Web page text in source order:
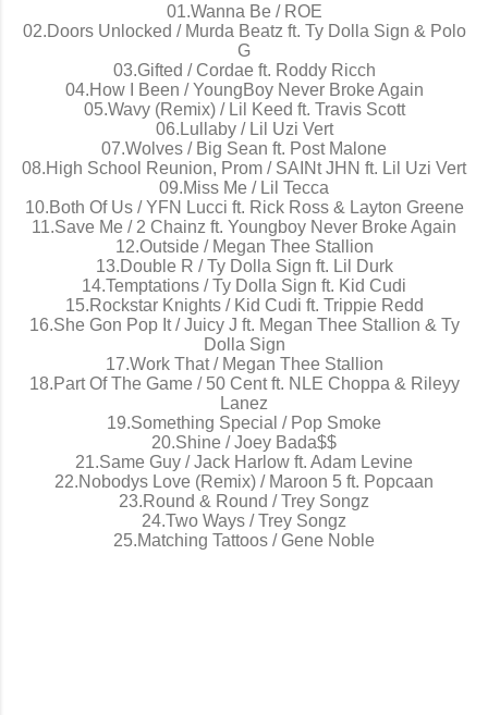
01.Wanna Be / ROE
02.Doors Unlocked / Murda Beatz ft. Ty Dolla Sign & Polo
G
03.Gifted / Cordae ft. Roddy Ricch
04.How I Been / YoungBoy Never Broke Again
05.Wavy (Remix) / Lil Keed ft. Travis Scott
06.Lullaby / Lil Uzi Vert
07.Wolves / Big Sean ft. Post Malone
08.High School Reunion, Prom / SAINt JHN ft. Lil Uzi Vert
09.Miss Me / Lil Tecca
10.Both Of Us / YFN Lucci ft. Rick Ross & Layton Greene
11.Save Me / 2 Chainz ft. Youngboy Never Broke Again
12.Outside / Megan Thee Stallion
13.Double R / Ty Dolla Sign ft. Lil Durk
14.Temptations / Ty Dolla Sign ft. Kid Cudi
15.Rockstar Knights / Kid Cudi ft. Trippie Redd
16.She Gon Pop It / Juicy J ft. Megan Thee Stallion & Ty
Dolla Sign
17.Work That / Megan Thee Stallion
18.Part Of The Game / 50 Cent ft. NLE Choppa & Rileyy
Lanez
19.Something Special / Pop Smoke
20.Shine / Joey Bada$$
21.Same Guy / Jack Harlow ft. Adam Levine
22.Nobodys Love (Remix) / Maroon 5 ft. Popcaan
23.Round & Round / Trey Songz
24.Two Ways / Trey Songz
25.Matching Tattoos / Gene Noble